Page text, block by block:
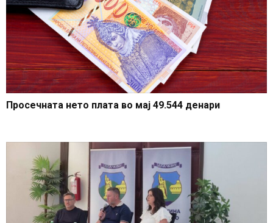
Просечната нето плата во мај 49.544 денари